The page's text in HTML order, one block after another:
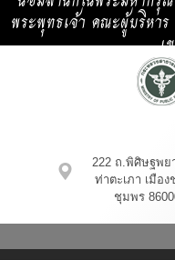
พระพุทธเจ้า คณะผู้บริหา
เ
222 ถ.พิศิษฐพย
ท่าตะเภา เมือ
ชุมพร